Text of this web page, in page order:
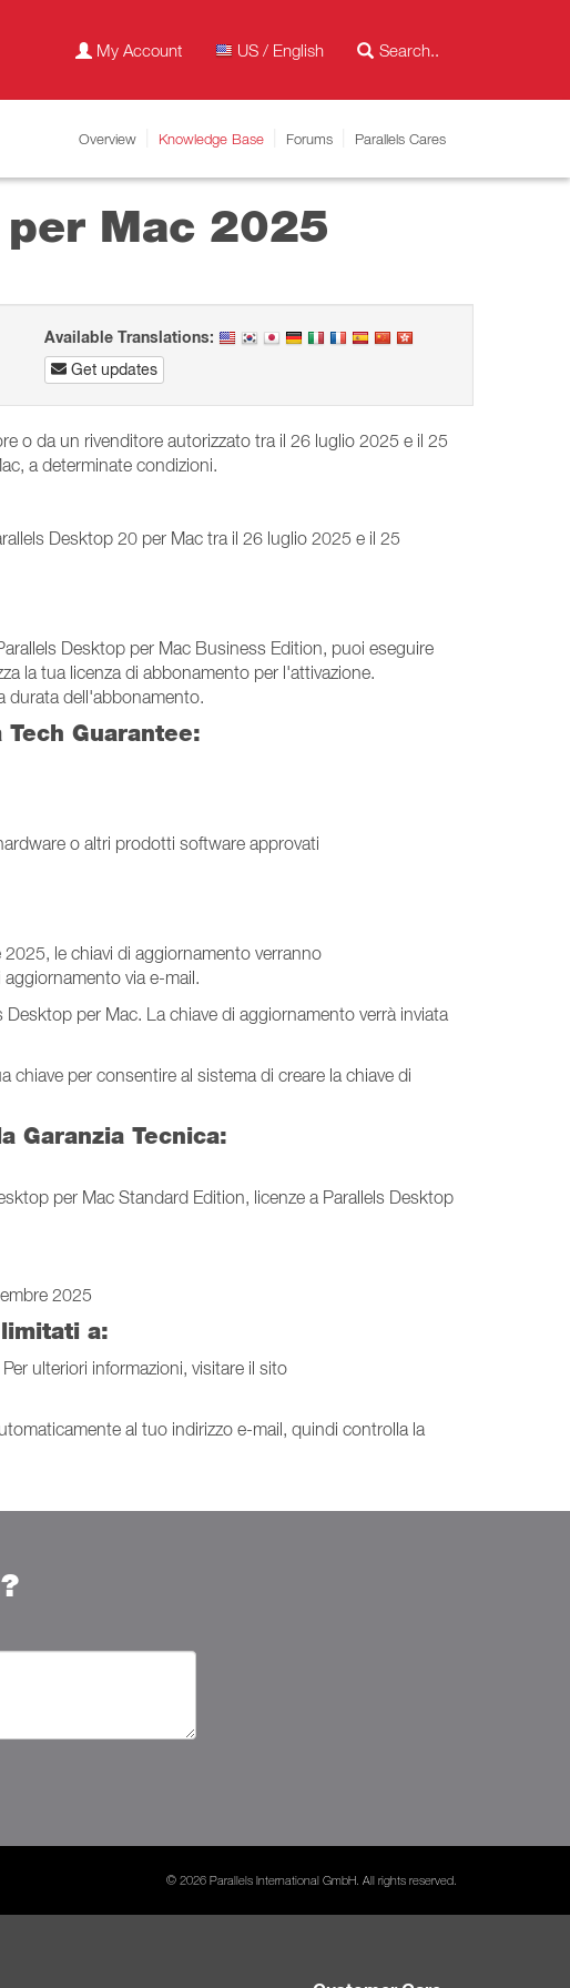
My Account US / English
Overview Knowledge Base Forums Parallels Cares
Mac 2025
Available Translations:
Get updates
o da un rivenditore autorizzato tra il 26 luglio 2025 e il 25
a determinate condizioni.
Desktop 20 per Mac tra il 26 luglio 2025 e il 25
Desktop per Mac Business Edition, puoi eseguire
la tua licenza di abbonamento per l'attivazione.
durata dell'abbonamento.
Guarantee:
o altri prodotti software approvati
le chiavi di aggiornamento verranno
via e-mail.
per Mac. La chiave di aggiornamento verrà inviata
chiave per consentire al sistema di creare la chiave di
Garanzia Tecnica:
per Mac Standard Edition, licenze a Parallels Desktop
2025
a:
ulteriori informazioni, visitare il sito
al tuo indirizzo e-mail, quindi controlla la
© 2026 Parallels International GmbH. All rights reserved.